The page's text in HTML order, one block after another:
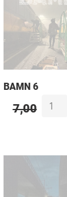
BAMN 6
7,00